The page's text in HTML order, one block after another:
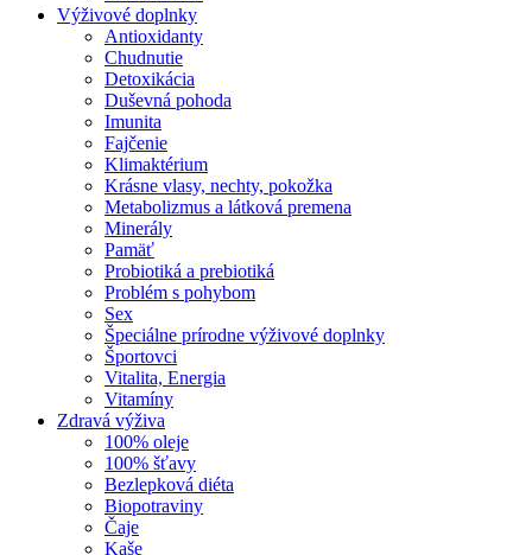
Výživové doplnky
Antioxidanty
Chudnutie
Detoxikácia
Duševná pohoda
Imunita
Fajčenie
Klimaktérium
Krásne vlasy, nechty, pokožka
Metabolizmus a látková premena
Minerály
Pamäť
Probiotiká a prebiotiká
Problém s pohybom
Sex
Špeciálne prírodne výživové doplnky
Športovci
Vitalita, Energia
Vitamíny
Zdravá výživa
100% oleje
100% šťavy
Bezlepková diéta
Biopotraviny
Čaje
Kaše